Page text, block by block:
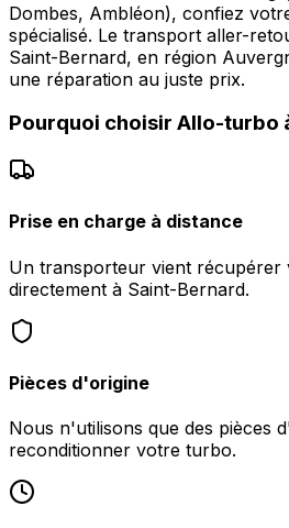
Dombes, Ambléon), confiez
spécialisé. Le transport aller-
Saint-Bernard, en région
une réparation au juste prix.
Pourquoi choisir Allo-turbo
Prise en charge à distance
Un transporteur vient récupérer
directement à Saint-Bernard.
Pièces d'origine
Nous n'utilisons que des pièces
reconditionner votre turbo.